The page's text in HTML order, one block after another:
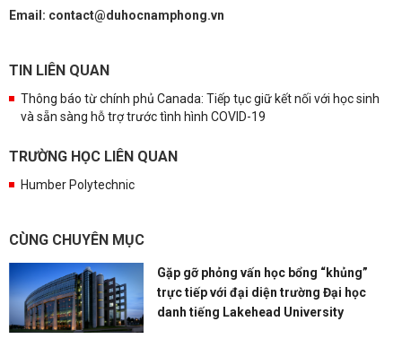
Email: contact@duhocnamphong.vn
TIN LIÊN QUAN
Thông báo từ chính phủ Canada: Tiếp tục giữ kết nối với học sinh
và sẵn sàng hỗ trợ trước tình hình COVID-19
TRƯỜNG HỌC LIÊN QUAN
Humber Polytechnic
CÙNG CHUYÊN MỤC
Gặp gỡ phỏng vấn học bổng “khủng”
trực tiếp với đại diện trường Đại học
danh tiếng Lakehead University